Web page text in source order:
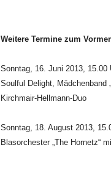
Weitere Termine zum
Sonntag, 16. Juni 2013, 15.00
Soulful Delight, Mädchenband
Kirchmair-Hellmann-Duo
Sonntag, 18. August 2013,
Blasorchester „The Hornetz“